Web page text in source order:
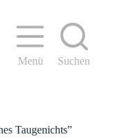
Menü Suchen
Taugenichts”